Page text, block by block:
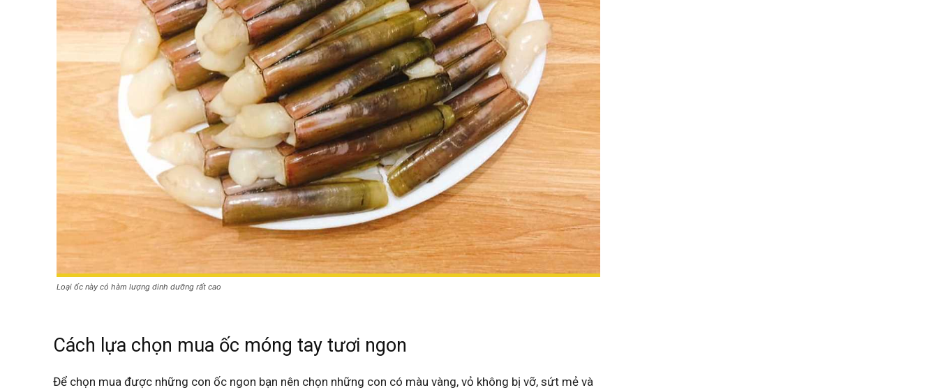
Loại ốc này có hàm lượng dinh dưỡng rất cao
Cách lựa chọn mua ốc móng tay tươi ngon
Để chọn mua được những con ốc ngon bạn nên chọn những con có màu vàng, vỏ không bị vỡ, sứt mẻ và